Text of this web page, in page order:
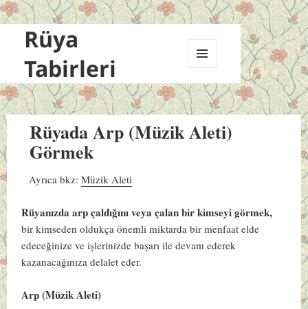
Rüya
Tabirleri
VE
BILEŞENLER
Rüyada Arp (Müzik Aleti)
Görmek
Ayrıca bkz:Müzik Aleti
Rüyanızda arp çaldığını veya çalan bir kimseyi görmek,
bir kimseden oldukça önemli miktarda bir menfaat elde
edeceğinize ve işlerinizde başarı ile devam ederek
kazanacağınıza delalet eder.
Arp (Müzik Aleti)